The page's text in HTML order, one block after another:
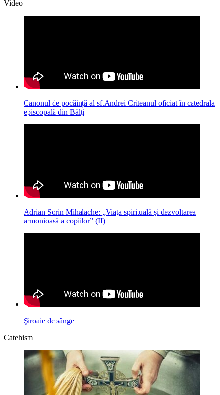
Video
Canonul de pocăință al sf.Andrei Criteanul oficiat în catedrala
episcopală din Bălţi
Adrian Sorin Mihalache: „Viaţa spirituală şi dezvoltarea
armonioasă a copiilor” (II)
Şiroaie de sânge
Catehism